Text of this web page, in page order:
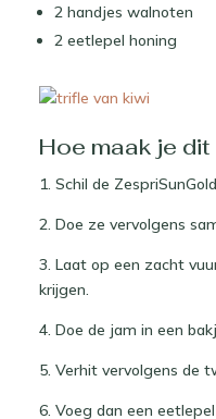
2 handjes walnoten
2 eetlepel honing
Hoe maak je
1. Schil de
2. Doe ze vervolgens
3. Laat op een zacht
krijgen.
4. Doe de jam in een
5. Verhit vervolgens de
6. Voeg dan een